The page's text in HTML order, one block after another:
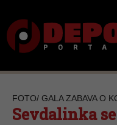
FOTO/ GALA ZABAVA O
Sevdalinka